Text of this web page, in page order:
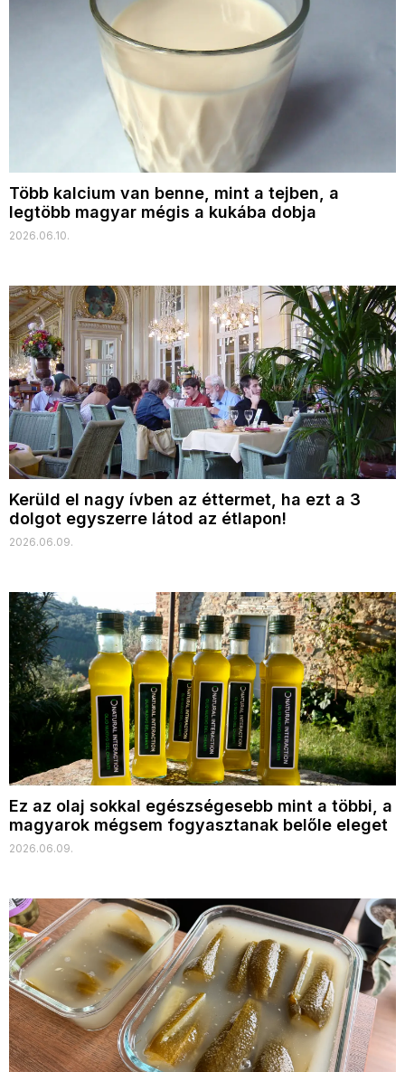
Több kalcium van benne, mint a tejben, a
legtöbb magyar mégis a kukába dobja
2026.06.10.
Kerüld el nagy ívben az éttermet, ha ezt a 3
dolgot egyszerre látod az étlapon!
2026.06.09.
Ez az olaj sokkal egészségesebb mint a többi, a
magyarok mégsem fogyasztanak belőle eleget
2026.06.09.